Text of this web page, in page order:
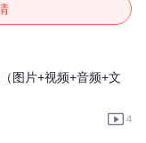
图片+视频+音频+文
4